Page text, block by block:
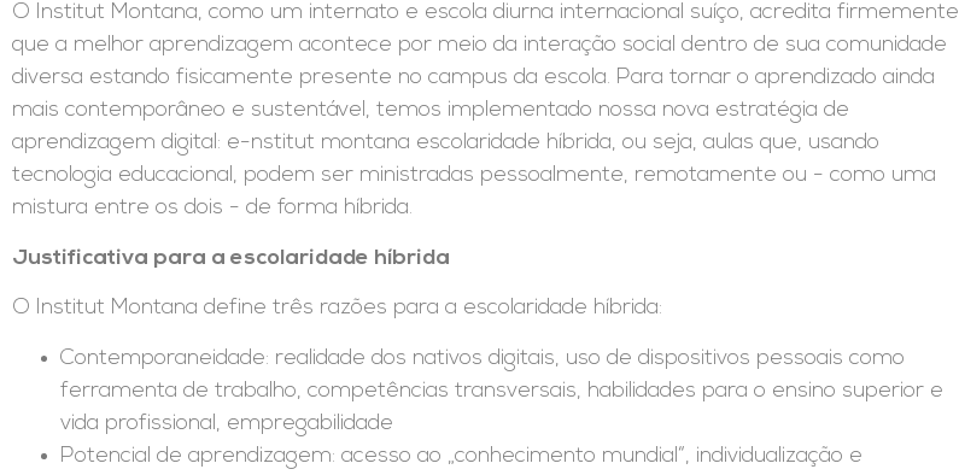
O Institut Montana, como um internato e escola diurna internacional suíço, acredita firmemente
que a melhor aprendizagem acontece por meio da interação social dentro de sua comunidade
diversa estando fisicamente presente no campus da escola. Para tornar o aprendizado ainda
mais contemporâneo e sustentável, temos implementado nossa nova estratégia de
aprendizagem digital: e-nstitut montana escolaridade híbrida, ou seja, aulas que, usando
tecnologia educacional, podem ser ministradas pessoalmente, remotamente ou - como uma
mistura entre os dois - de forma híbrida.
Justificativa para a escolaridade híbrida
O Institut Montana define três razões para a escolaridade híbrida:
Contemporaneidade: realidade dos nativos digitais, uso de dispositivos pessoais como
ferramenta de trabalho, competências transversais, habilidades para o ensino superior e
vida profissional, empregabilidade
Potencial de aprendizagem: acesso ao „conhecimento mundial“, individualização e